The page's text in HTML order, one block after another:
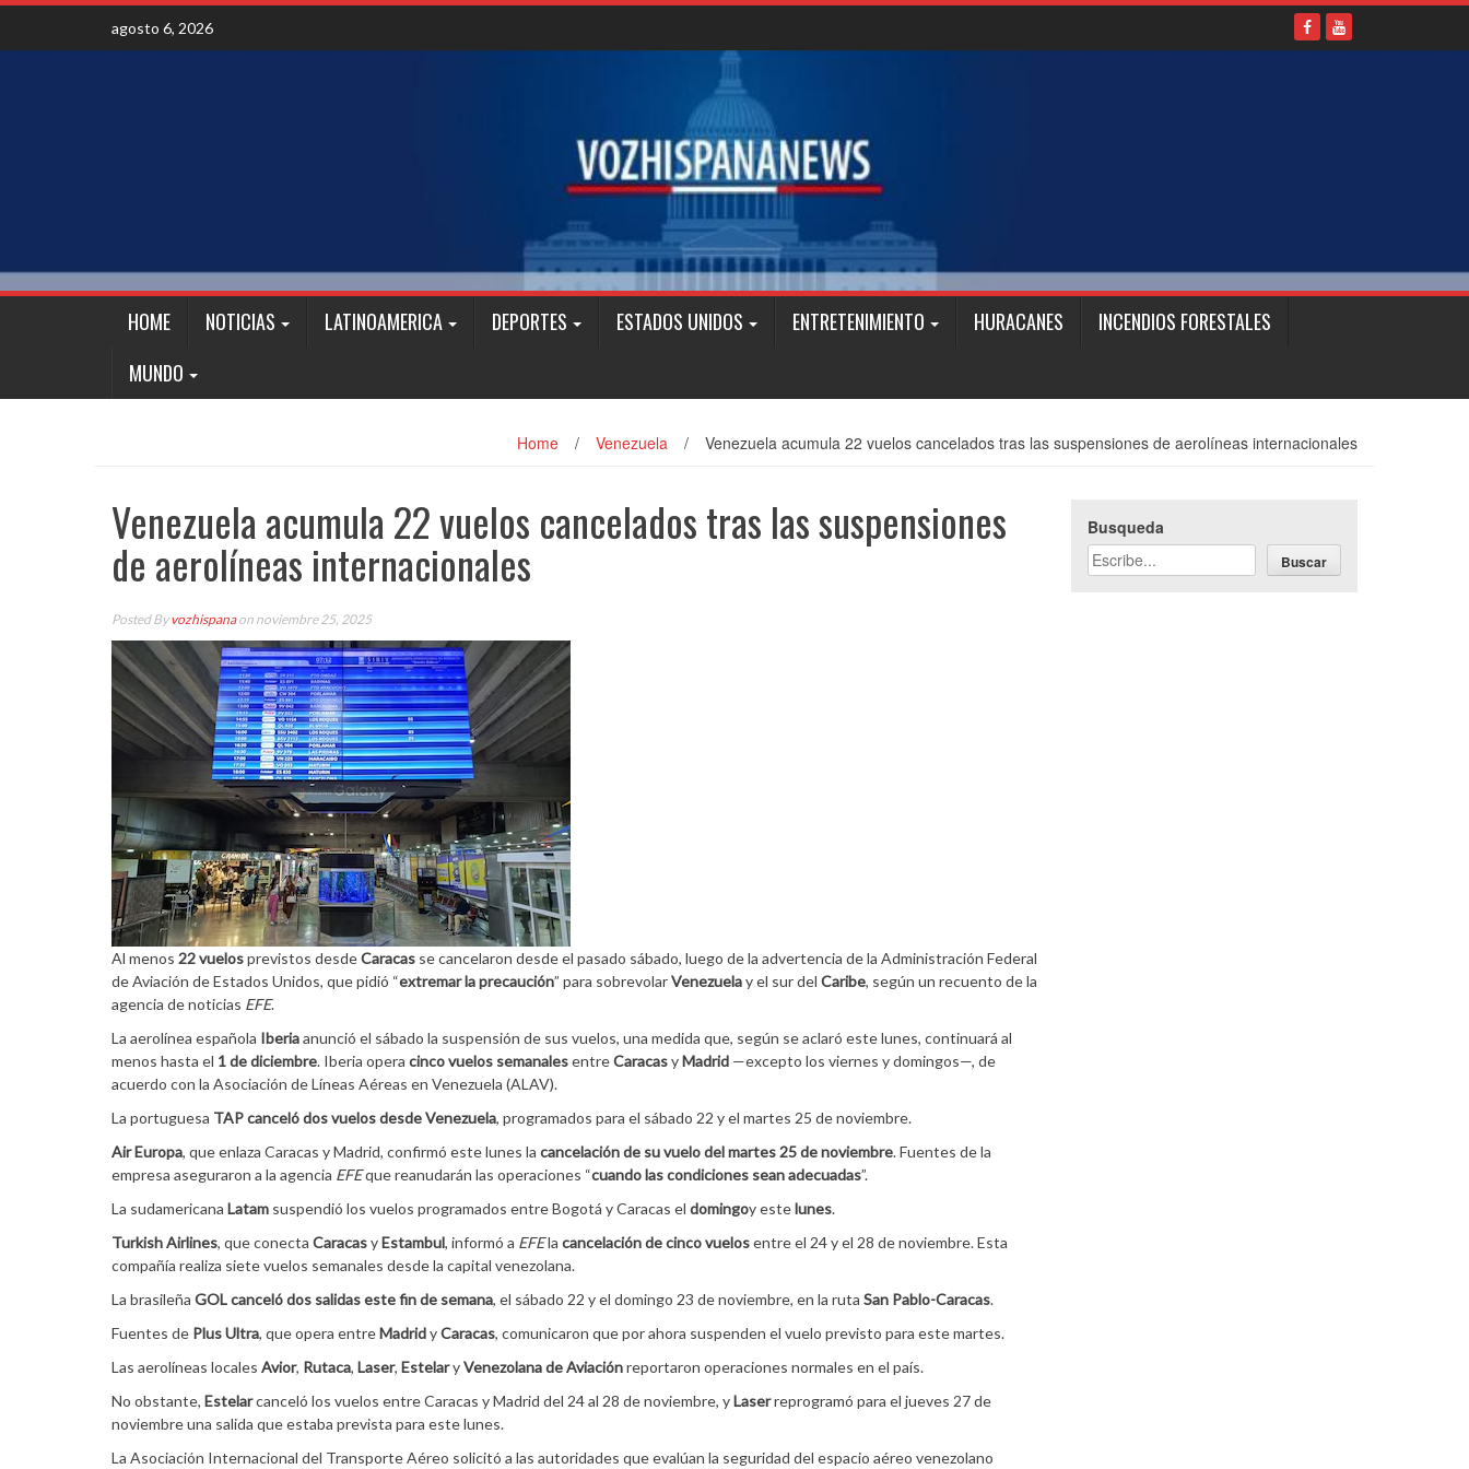
Skip
content
agosto 6, 2026
HOME NOTICIAS LATINOAMERICA DEPORTES ESTADOS UNIDOS ENTRETENIMIENTO HURACANES
INCENDIOS FORESTALES
MUNDO
Home / Venezuela / Venezuela acumula 22 vuelos cancelados tras las suspensiones de aerolíneas internacionales
Venezuela acumula 22 vuelos cancelados tras las suspensiones
de aerolíneas internacionales
Posted Byvozhispanaon noviembre 25, 2025
Al menos 22 vuelosprevistos desdeCaracas se cancelaron desde el pasado sábado, luego de la advertencia de la Administración Federal
de Aviación de Estados Unidos, que pidió “extremar la precaución” para sobrevolarVenezuelay el sur del Caribe, según un recuento de la
agencia de noticias EFE.
La aerolínea española Iberiaanunció el sábado la suspensión de sus vuelos, una medida que, según se aclaró este lunes, continuará al
menos hasta el 1 de diciembre. Iberia opera cinco vuelos semanalesentreCaracasyMadrid —excepto los viernes y domingos—, de
acuerdo con la Asociación de Líneas Aéreas en Venezuela (ALAV).
La portuguesa TAP canceló dos vuelos desde Venezuela, programados para el sábado 22 y el martes 25 de noviembre.
Air Europa, que enlaza Caracas y Madrid, confirmó este lunes la cancelación de su vuelo del martes 25 de noviembre. Fuentes de la
empresa aseguraron a la agencia EFEque reanudarán las operaciones “cuando las condiciones sean adecuadas”.
La sudamericana Latam suspendió los vuelos programados entre Bogotá y Caracas el domingoy estelunes.
Turkish Airlines, que conecta CaracasyEstambul, informó a EFEla cancelación de cinco vuelosentre el 24 y el 28 de noviembre. Esta
compañía realiza siete vuelos semanales desde la capital venezolana.
La brasileña GOL canceló dos salidas este fin de semana, el sábado 22 y el domingo 23 de noviembre, en la ruta San Pablo-Caracas.
Fuentes de Plus Ultra, que opera entreMadridyCaracas, comunicaron que por ahora suspenden el vuelo previsto para este martes.
Las aerolíneas locales Avior, Rutaca, Laser, EstelaryVenezolana de Aviaciónreportaron operaciones normales en el país.
No obstante, Estelarcanceló los vuelos entre Caracas y Madrid del 24 al 28 de noviembre, yLaserreprogramó para el jueves 27 de
noviembre una salida que estaba prevista para este lunes.
La Asociación Internacional del Transporte Aéreo solicitó a las autoridades que evalúan la seguridad del espacio aéreo venezolano
Busqueda
Buscar